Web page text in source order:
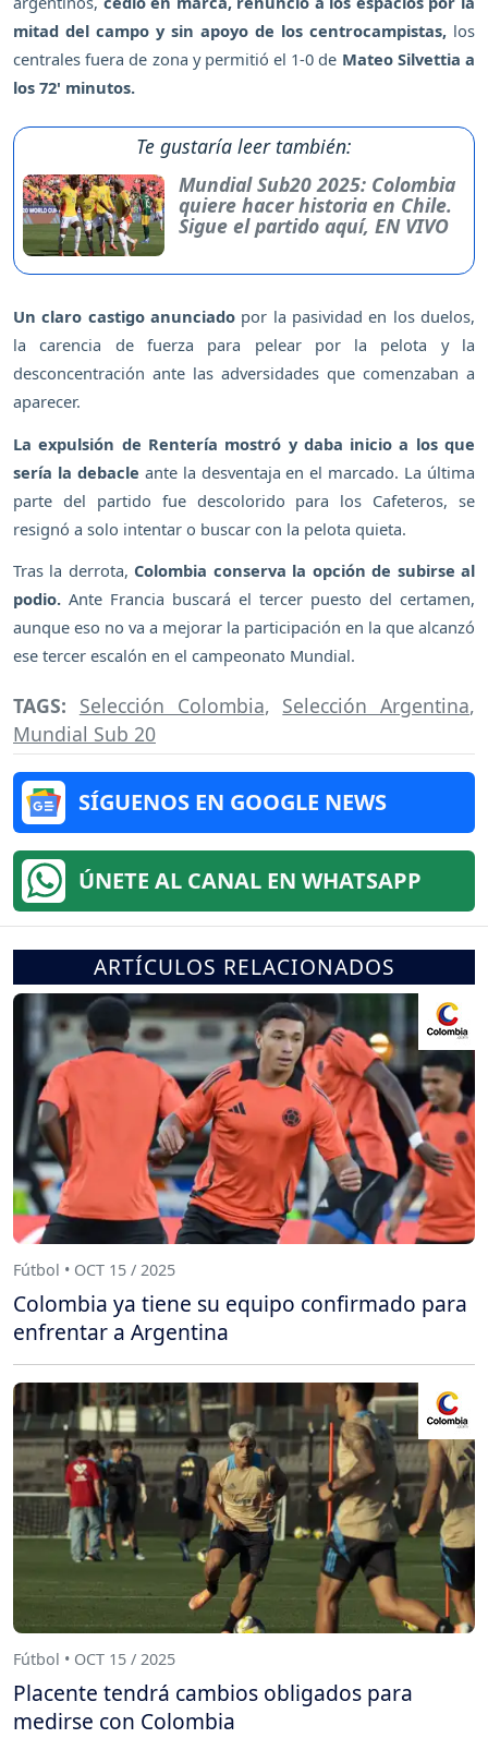
mitad del campo y sin apoyo de los centrocampistas, los
centrales fuera de zona y permitió el 1-0 de Mateo Silvettia a
los 72' minutos.
Te gustaría leer también:
Mundial Sub20 2025: Colombia
quiere hacer historia en Chile.
Sigue el partido aquí, EN VIVO
Un claro castigo anunciado por la pasividad en los duelos,
la carencia de fuerza para pelear por la pelota y la
desconcentración ante las adversidades que comenzaban a
aparecer.
La expulsión de Rentería mostró y daba inicio a los que
sería la debacle ante la desventaja en el marcado. La última
parte del partido fue descolorido para los Cafeteros, se
resignó a solo intentar o buscar con la pelota quieta.
Tras la derrota, Colombia conserva la opción de subirse al
podio. Ante Francia buscará el tercer puesto del certamen,
aunque eso no va a mejorar la participación en la que alcanzó
ese tercer escalón en el campeonato Mundial.
TAGS: Selección Colombia, Selección Argentina,
Mundial Sub 20
SÍGUENOS EN GOOGLE NEWS
ÚNETE AL CANAL EN WHATSAPP
ARTÍCULOS RELACIONADOS
Fútbol • OCT 15 / 2025
Colombia ya tiene su equipo confirmado para
enfrentar a Argentina
Fútbol • OCT 15 / 2025
Placente tendrá cambios obligados para
medirse con Colombia